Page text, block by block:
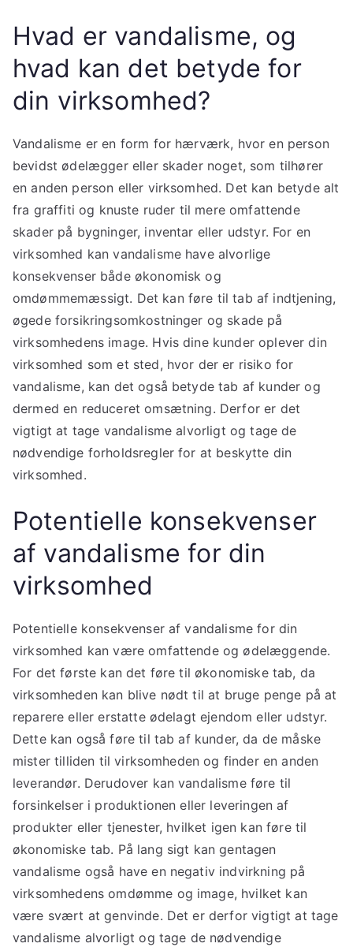
Hvad er vandalisme, og
hvad kan det betyde for
din virksomhed?
Vandalisme er en form for hærværk, hvor en person
bevidst ødelægger eller skader noget, som tilhører
en anden person eller virksomhed. Det kan betyde alt
fra graffiti og knuste ruder til mere omfattende
skader på bygninger, inventar eller udstyr. For en
virksomhed kan vandalisme have alvorlige
konsekvenser både økonomisk og
omdømmemæssigt. Det kan føre til tab af indtjening,
øgede forsikringsomkostninger og skade på
virksomhedens image. Hvis dine kunder oplever din
virksomhed som et sted, hvor der er risiko for
vandalisme, kan det også betyde tab af kunder og
dermed en reduceret omsætning. Derfor er det
vigtigt at tage vandalisme alvorligt og tage de
nødvendige forholdsregler for at beskytte din
virksomhed.
Potentielle konsekvenser
af vandalisme for din
virksomhed
Potentielle konsekvenser af vandalisme for din
virksomhed kan være omfattende og ødelæggende.
For det første kan det føre til økonomiske tab, da
virksomheden kan blive nødt til at bruge penge på at
reparere eller erstatte ødelagt ejendom eller udstyr.
Dette kan også føre til tab af kunder, da de måske
mister tilliden til virksomheden og finder en anden
leverandør. Derudover kan vandalisme føre til
forsinkelser i produktionen eller leveringen af
produkter eller tjenester, hvilket igen kan føre til
økonomiske tab. På lang sigt kan gentagen
vandalisme også have en negativ indvirkning på
virksomhedens omdømme og image, hvilket kan
være svært at genvinde. Det er derfor vigtigt at tage
vandalisme alvorligt og tage de nødvendige